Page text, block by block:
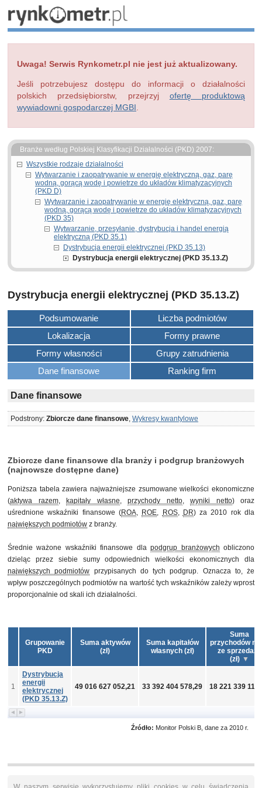
Uwaga! Serwis Rynkometr.pl nie jest już aktualizowany.
Jeśli potrzebujesz dostępu do informacji o działalności
polskich przedsiębiorstw, przejrzyj ofertę produktową
wywiadowni gospodarczej MGBI
Branże według Polskiej Klasyfikacji Działalności (PKD) 2007:
Wszystkie rodzaje działalności
Wytwarzanie i zaopatrywanie w energię elektryczną, gaz, parę
wodną, gorącą wodę i powietrze do układów klimatyzacyjnych
(PKD D)
Wytwarzanie i zaopatrywanie w energię elektryczną, gaz, parę
wodną, gorącą wodę i powietrze do układów klimatyzacyjnych
(PKD 35)
Wytwarzanie, przesyłanie, dystrybucja i handel energią
elektryczną (PKD 35.1)
Dystrybucja energii elektrycznej (PKD 35.13)
Dystrybucja energii elektrycznej (PKD 35.13.Z)
Dystrybucja energii elektrycznej (PKD 35.13.Z)
Podsumowanie
Liczba podmiotów
Lokalizacja
Formy prawne
Formy własności
Grupy zatrudnienia
Dane finansowe
Ranking firm
Dane finansowe
Podstrony: Zbiorcze dane finansowe, Wykresy kwantylowe
Zbiorcze dane finansowe dla branży i podgrup branżowych
(najnowsze dostępne dane)
Poniższa tabela zawiera najważniejsze zsumowane wielkości ekonomiczne
(aktywa razem, kapitały własne, przychody netto, wyniki netto) oraz
uśrednione wskaźniki finansowe (ROA, ROE, ROS, DR) za 2010 rok dla
największych podmiotów z branży.
Średnie ważone wskaźniki finansowe dlapodgrup branżowych obliczono
dzieląc przez siebie sumy odpowiednich wielkości ekonomicznych dla
największych podmiotów przypisanych do tych podgrup. Oznacza to, że
wpływ poszczególnych podmiotów na wartość tych wskaźników zależy wprost
proporcjonalnie od skali ich działalności.
Grupowanie
PKD
Suma aktywów
(zł)
Suma kapitałów
własnych (zł)
Suma
przychodów
ze sprzedaży
(zł)
1
Dystrybucja
energii
elektrycznej
(PKD 35.13.Z)
49 016 627 052,21 33 392 404 578,29 18 221 339
Źródło: Monitor Polski B, dane za 2010 r.